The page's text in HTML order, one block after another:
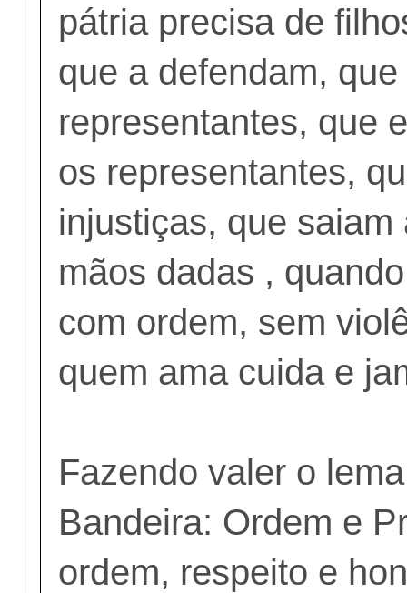
pátria precisa de
que a defendam,
representantes, que
os representantes,
injustiças, que saiam
mãos dadas ,
com ordem, sem
quem ama cuida e
Fazendo valer o
Bandeira: Ordem e
ordem, respeito e